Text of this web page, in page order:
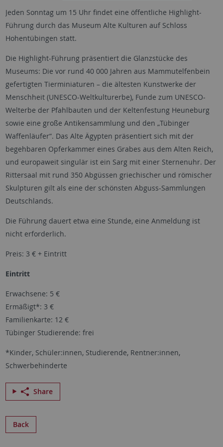
Jeden Sonntag um 15 Uhr findet eine öffentliche Highlight-
Führung durch das Museum Alte Kulturen auf Schloss
Hohentübingen statt.
Die Highlight-Führung präsentiert die Glanzstücke des
Museums: Die vor rund 40 000 Jahren aus Mammutelfenbein
gefertigten Tierminiaturen – die ältesten Kunstwerke der
Menschheit (UNESCO-Weltkulturerbe), Funde zum UNESCO-
Welterbe der Pfahlbauten und der Keltenfestung Heuneburg
sowie eine große Antikensammlung und den „Tübinger
Waffenläufer“. Das Alte Ägypten präsentiert sich mit der
begehbaren Opferkammer eines Grabes aus dem Alten Reich,
und europaweit singulär ist ein Sarg mit einer Sternenuhr. Der
Rittersaal mit rund 350 Abgüssen griechischer und römischer
Skulpturen gilt als eine der schönsten Abguss-Sammlungen
Deutschlands.
Die Führung dauert etwa eine Stunde, eine Anmeldung ist
nicht erforderlich.
Preis: 3 € + Eintritt
Eintritt
Erwachsene: 5 €
Ermäßigt*: 3 €
Familienkarte: 12 €
Tübinger Studierende: frei
*Kinder, Schüler:innen, Studierende, Rentner:innen,
Schwerbehinderte
Share
Back